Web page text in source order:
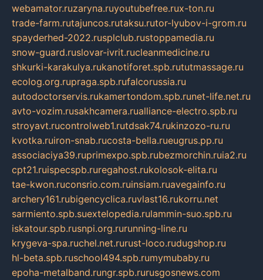
webamator.ruzaryna.ruyoutubefree.rux-ton.ru
trade-farm.rutajuncos.rutaksu.rutor-lyubov-i-grom.ru
spayderhed-2022.rusplclub.rustoppamedia.ru
snow-guard.ruslovar-ivrit.rucleanmedicine.ru
shkurki-karakulya.rukanotiforet.spb.rututmassage.ru
ecolog.org.rupraga.spb.rufalcorussia.ru
autodoctorservis.rukamertondom.spb.runet-life.net.ru
avto-vozim.rusakhcamera.rualliance-electro.spb.ru
stroyavt.rucontrolweb1.rutdsak74.rukinzozo-ru.ru
kvotka.ruiron-snab.rucosta-bella.rueugrus.pp.ru
associaciya39.ruprimexpo.spb.rubezmorchin.ruia2.ru
cpt21.ruispecspb.ruregahost.rukolosok-elita.ru
tae-kwon.ruconsrio.com.ruinsiam.ruavegainfo.ru
archery161.rubigencyclica.ruvlast16.rukorru.net
sarmiento.spb.suextelopedia.rulammin-suo.spb.ru
iskatour.spb.rusnpi.org.rurunning-line.ru
krygeva-spa.ruchel.net.rurust-loco.rudugshop.ru
hl-beta.spb.ruschool494.spb.rumymubaby.ru
epoha-metalband.rungr.spb.rurusgosnews.com